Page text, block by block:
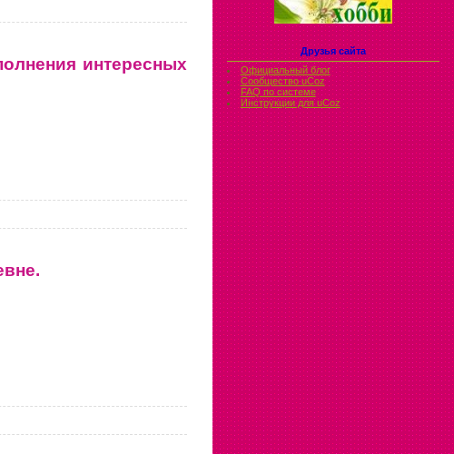
интересных
Друзья сайта
Официальный блог
Сообщество uCoz
FAQ по системе
Инструкции для uCoz